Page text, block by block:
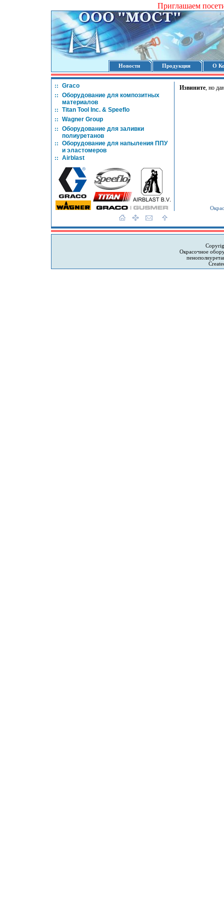
Приглашаем
Новости Продукция О
:: Graco
:: Оборудование для композитных
материалов
:: Titan Tool Inc. & Speeflo
:: Wagner Group
:: Оборудование для заливки
полиуретанов
:: Оборудование для напыления ППУ
и эластомеров
:: Airblast
Извините, но
Окрасочное